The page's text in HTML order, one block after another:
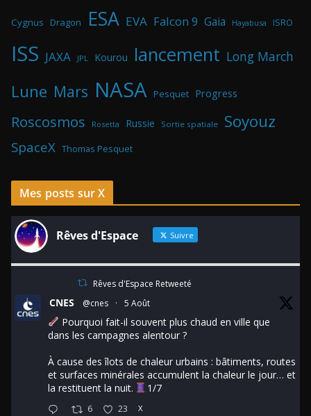
Cygnus Dragon ESA EVA Falcon 9 Gaia Hayabusa ISRO
ISS JAXA JPL Kourou lancement Long March
Lune Mars NASA Pesquet Progress
Roscosmos Rosetta Russie Sortie spatiale Soyouz
SpaceX Thomas Pesquet
Mes posts sur X
Rêves d'Espace Suivre
Rêves d'Espace Retweeté
CNES @cnes · 5 Août
Pourquoi fait-il souvent plus chaud en ville que
dans les campagnes alentour ?
À cause des îlots de chaleur urbains : bâtiments, routes
et surfaces minérales accumulent la chaleur le jour… et
la restituent la nuit.
1/7
6 23 X